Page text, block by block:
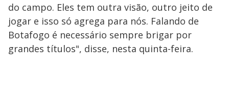
do campo. Eles tem outra visão, outro jeito de
jogar e isso só agrega para nós. Falando de
Botafogo é necessário sempre brigar por
grandes títulos", disse, nesta quinta-feira.